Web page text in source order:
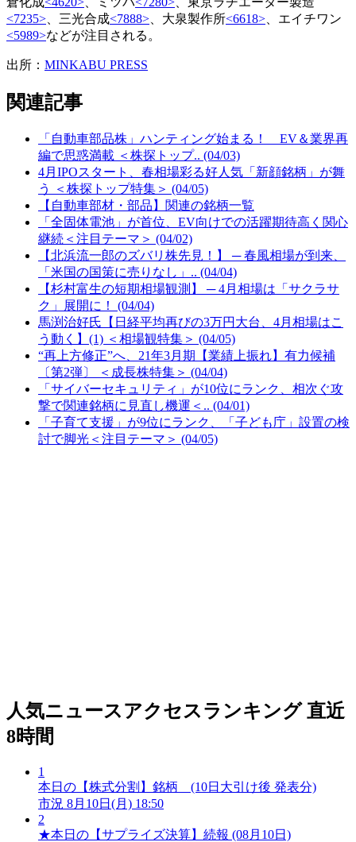
<7235> 、三光合成<7888> 、大泉製作所<6618> 、エイチワン
<5989>などが注目される。
出所： MINKABU PRESS
関連記事
「自動車部品株」ハンティング始まる！ EV＆業界再
編で思惑満載 ＜株探トップ.. (04/03)
4月IPOスタート、春相場彩る好人気「新顔銘柄」が舞
う ＜株探トップ特集＞ (04/05)
【自動車部材・部品】関連の銘柄一覧
「全固体電池」が首位、EV向けでの活躍期待高く関心
継続＜注目テーマ＞ (04/02)
【北浜流一郎のズバリ株先見！】 ─ 春風相場が到来、
「米国の国策に売りなし」.. (04/04)
【杉村富生の短期相場観測】 ─ 4月相場は「サクラサ
ク」展開に！ (04/04)
馬渕治好氏【日経平均再びの3万円大台、4月相場はこ
う動く】(1) ＜相場観特集＞ (04/05)
“再上方修正”へ、21年3月期【業績上振れ】有力候補
〔第2弾〕 ＜成長株特集＞ (04/04)
「サイバーセキュリティ」が10位にランク、相次ぐ攻
撃で関連銘柄に見直し機運＜.. (04/01)
「子育て支援」が9位にランク、「子ども庁」設置の検
討で脚光＜注目テーマ＞ (04/05)
人気ニュースアクセスランキング 直近
8時間
1
本日の【株式分割】銘柄 (10日大引け後 発表分)
市況 8月10日(月) 18:50
2
★本日の【サプライズ決算】続報 (08月10日)